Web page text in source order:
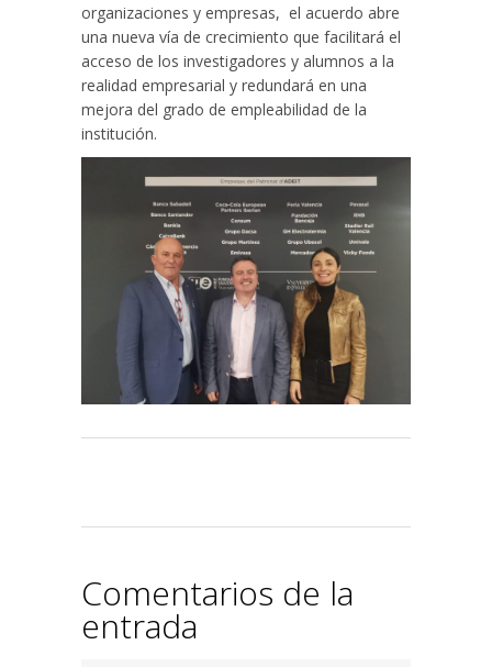
organizaciones y empresas, el acuerdo abre
una nueva vía de crecimiento que facilitará el
acceso de los investigadores y alumnos a la
realidad empresarial y redundará en una
mejora del grado de empleabilidad de la
institución.
Comentarios de la
entrada